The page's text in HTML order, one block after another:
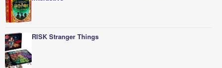
RISK Stranger Things